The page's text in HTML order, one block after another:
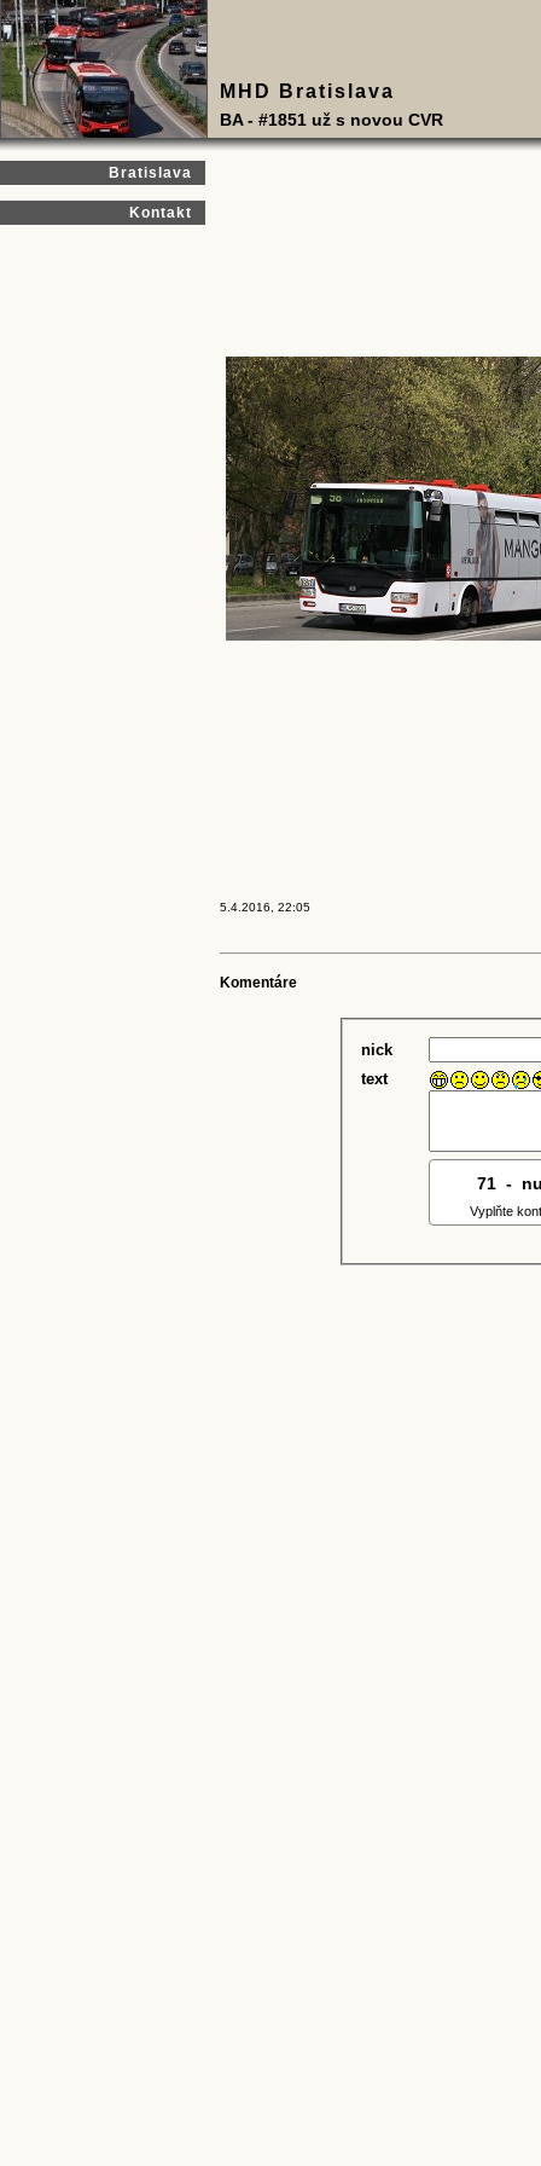
MHD Bratislava
BA - #1851 už s novou CVR
Bratislava
Kontakt
5.4.2016, 22:05
Komentáre
nick
text
71 -
Vyplňte